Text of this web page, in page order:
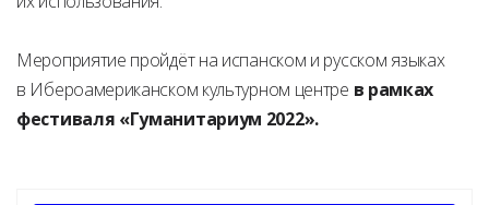
Мероприятие пройдёт на испанском и русском языках
в Ибероамериканском культурном центре в рамках
фестиваля «Гуманитариум 2022».